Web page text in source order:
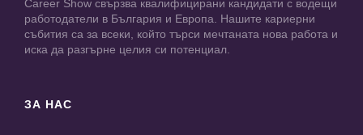
Career Show свързва квалифицирани кандидати с водещи
работодатели в България и Европа. Нашите кариерни
събития са за всеки, който търси мечтаната нова работа и
иска да разгърне целия си потенциал.
ЗА НАС